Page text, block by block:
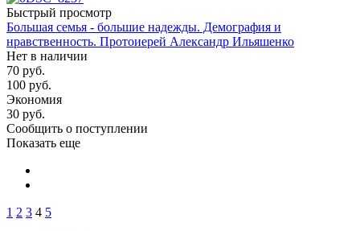
Быстрый просмотр
Большая семья - большие надежды. Демография и
нравственность. Протоиерей Александр Ильяшенко
Нет в наличии
70 руб.
100 руб.
Экономия
30 руб.
Сообщить о поступлении
Показать еще
1 2 3 4 5